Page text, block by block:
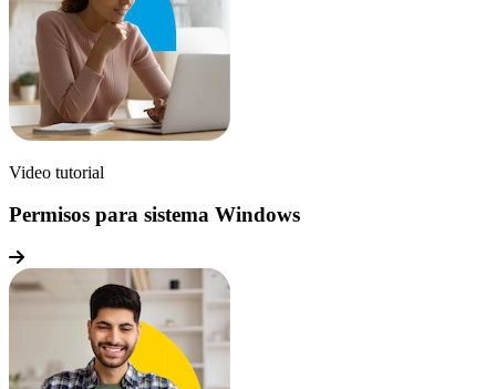
Video tutorial
Permisos para sistema Windows